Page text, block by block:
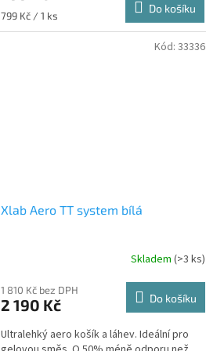
Měrná
799 Kč / 1 ks
Do košíku
Xlab Aero TT system bílá
Skladem (>3 ks)
1 810 Kč bez DPH
2 190 Kč Do košíku
Ultralehký aero košík a láhev. Ideální pro
Kód: 33336